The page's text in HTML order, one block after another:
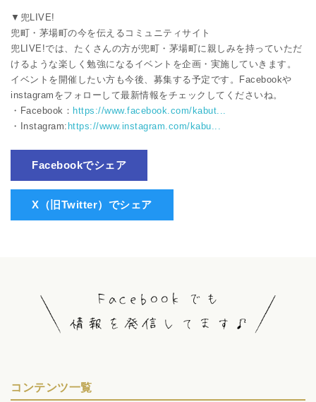
▼兜LIVE!
兜町・茅場町の今を伝えるコミュニティサイト
兜LIVE!では、たくさんの方が兜町・茅場町に親しみを持っていただ
けるような楽しく勉強になるイベントを企画・実施していきます。
イベントを開催したい方も今後、募集する予定です。Facebookや
instagramをフォローして最新情報をチェックしてくださいね。
・Facebook： https://www.facebook.com/kabut...
・Instagram: https://www.instagram.com/kabu...
Facebookでシェア
X（旧Twitter）でシェア
コンテンツ一覧